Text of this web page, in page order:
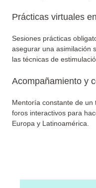
Prácticas virtuales
Sesiones prácticas
asegurar una asimilación
las técnicas de
Acompañamiento y
Mentoría constante de
foros interactivos para
Europa y Latinoamérica.